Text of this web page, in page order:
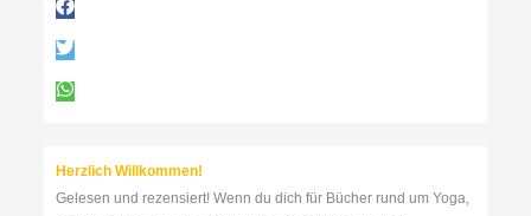
n
a
h
Herzlich Willkommen!
Gelesen und rezensiert! Wenn du dich für Bücher rund um Yoga,